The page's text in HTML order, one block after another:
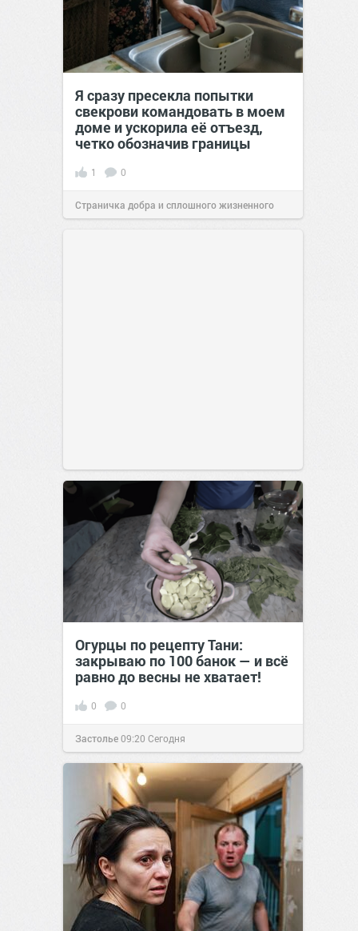
Я сразу пресекла попытки
свекрови командовать в моем
доме и ускорила её отъезд,
четко обозначив границы
1 0
Страничка добра и сплошного жизненного
Огурцы по рецепту Тани:
закрываю по 100 банок — и всё
равно до весны не хватает!
0 0
Застолье09:20 Сегодня